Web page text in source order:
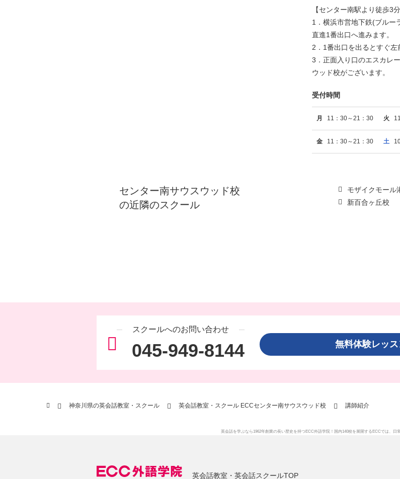
【センター南駅より徒歩3
1．横浜市営地下鉄(ブルー
直進1番出口へ進みます。
2．1番出口を出るとすぐ左
3．正面入り口のエスカレ
ウッド校がございます。
受付時間
月 11：30～21：30 火
金 11：30～21：30 土
センター南サウスウッド校
の近隣のスクール
モザイクモール
新百合ヶ丘校
スクールへのお問い合わせ
045-949-8144 無料体験レッ
神奈川県の英会話教室・スクール 英会話教室・スクール ECCセンター南サウスウッド校 講師紹介
英会話を学ぶなら1962年創業の長い歴史を持つECC外語学院！国内140校を展開するECCでは、 日
英会話教室・英会話スクールTOP